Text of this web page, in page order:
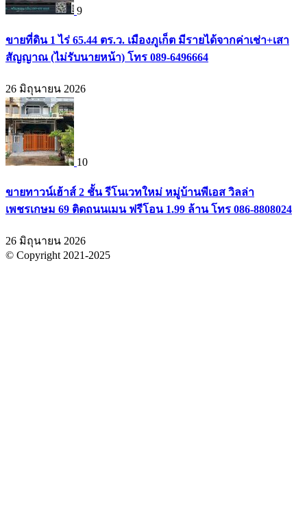
9
ขายที่ดิน 1 ไร่ 65.44 ตร.ว. เมืองภูเก็ต มีรายได้จากค่าเช่า+เสา
สัญญาณ (ไม่รับนายหน้า) โทร 089-6496664
26 มิถุนายน 2026
10
ขายทาวน์เฮ้าส์ 2 ชั้น รีโนเวทใหม่ หมู่บ้านพีเอส วิลล่า
เพชรเกษม 69 ติดถนนเมน ฟรีโอน 1.99 ล้าน โทร 086-8808024
26 มิถุนายน 2026
© Copyright 2021-2025